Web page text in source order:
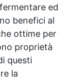
ed
benefici al
ottime per
proprietà
questi
la